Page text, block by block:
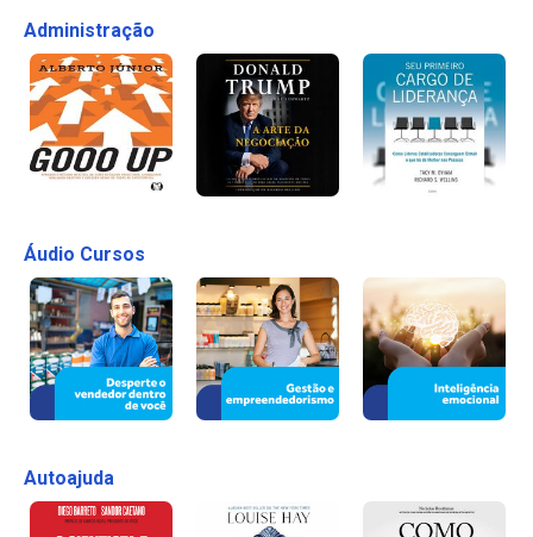
Administração
Áudio Cursos
Autoajuda